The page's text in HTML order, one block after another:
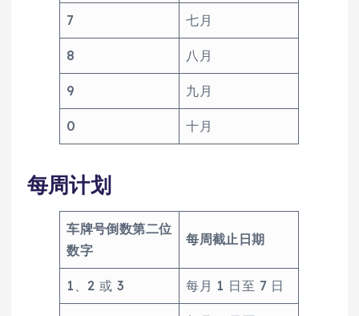
7 七月
8 八月
9 九月
0 十月
每周计划
车牌号倒数第二位
数字
每周截止日期
1、2 或 3 每月 1 日至 7 日